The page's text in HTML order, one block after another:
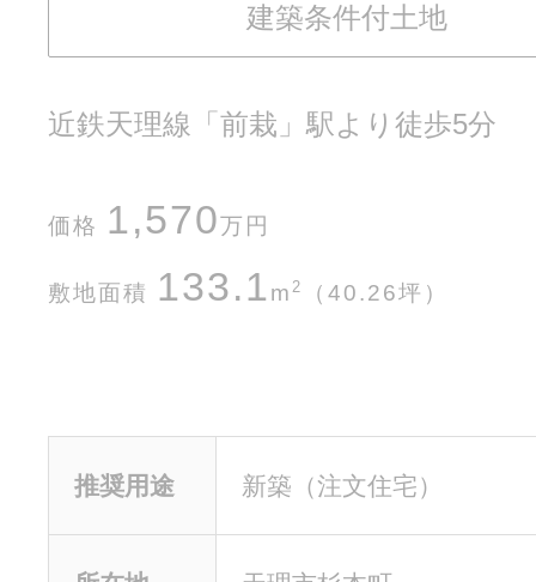
建築条件付土地
近鉄天理線「前栽」駅より徒歩5分
価格 1,570万円
敷地面積 133.1 m2 （40.26坪）
推奨用途 新築 （注文住宅）